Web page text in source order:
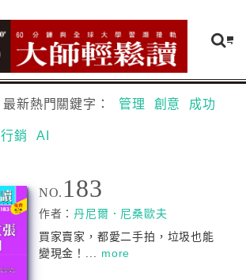
最新熱門關鍵字： 管理 創意 成功
行銷 AI
NO. 183
作者：丹尼爾．尼桑歐夫
買家賣家，都愛二手拍，垃圾也能
變現金！... more